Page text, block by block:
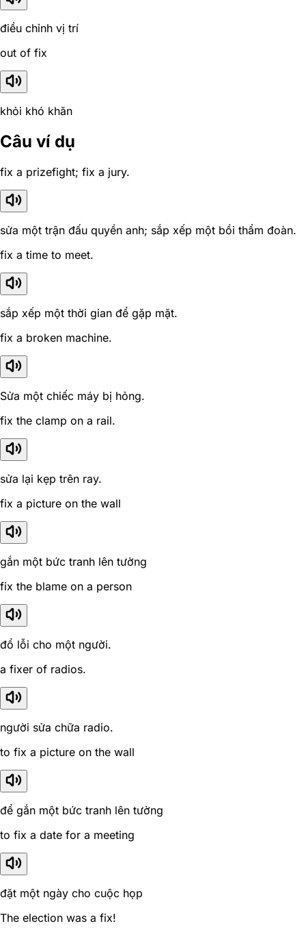
điều chỉnh vị trí
out of fix
khỏi khó khăn
Câu ví dụ
fix a prizefight; fix a jury.
sửa một trận đấu quyền anh; sắp xếp một bồi thẩm đoàn.
fix a time to meet.
sắp xếp một thời gian để gặp mặt.
fix a broken machine.
Sửa một chiếc máy bị hỏng.
fix the clamp on a rail.
sửa lại kẹp trên ray.
fix a picture on the wall
gắn một bức tranh lên tường
fix the blame on a person
đổ lỗi cho một người.
a fixer of radios.
người sửa chữa radio.
to fix a picture on the wall
để gắn một bức tranh lên tường
to fix a date for a meeting
đặt một ngày cho cuộc họp
The election was a fix!